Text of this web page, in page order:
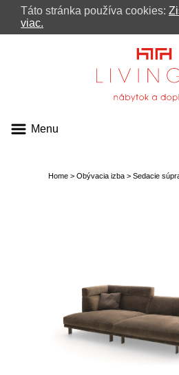
Menu
MENU
BLOG
Home> Obývacia izba> Sedacie
Táto stránka používa cookies:
viac.